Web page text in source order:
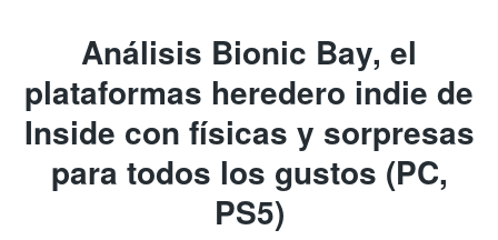
Análisis Bionic Bay, el
plataformas heredero indie de
Inside con físicas y sorpresas
para todos los gustos (PC,
PS5)